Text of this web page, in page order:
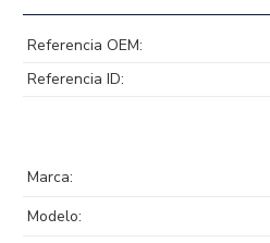
Referencia OEM:
Referencia ID:
Marca:
Modelo: